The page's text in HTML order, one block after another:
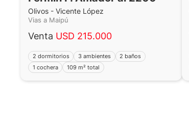
Olivos - Vicente López
Vias a Maipú
Venta USD 215.000
2 dormitorios 3 ambientes
2 baños
1 cochera
109 m² total